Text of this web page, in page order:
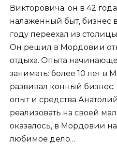
Викторовича: он в 42
налаженный быт, бизнес
году переехал из
Он решил в Мордовии
отдыха. Опыта
занимать: более 10 лет в
развивал конный
опыт и средства
реализовать на своей
оказалось, в Мордовии
любимое дело…